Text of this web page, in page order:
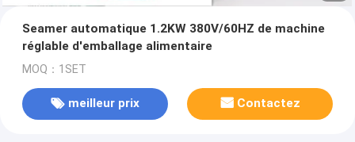
Seamer automatique 1.2KW 380V/60HZ de machine
réglable d'emballage alimentaire
MOQ：1SET
meilleur prix Contactez